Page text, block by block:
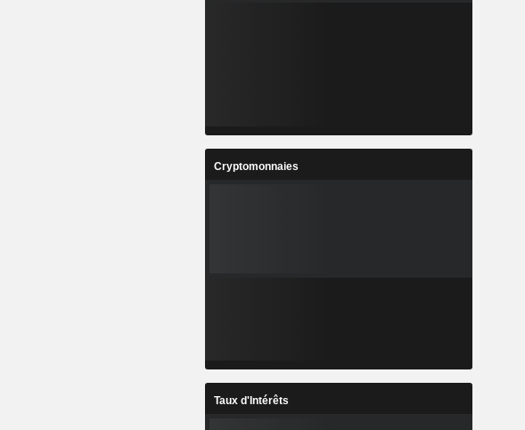
Cryptomonnaies
Taux d'Intérêts